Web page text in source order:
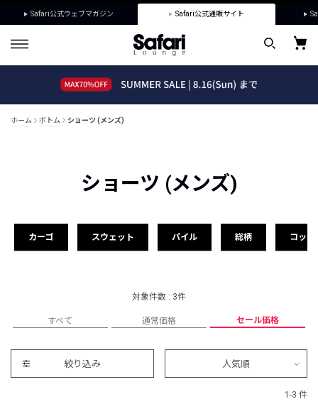
Safari公式ウェブマガジン Safari公式通販サイト
ホーム ボトム ショーツ (メンズ)
ショーツ (メンズ)
カーゴ スウェット パイル 総柄 コット
対象件数 : 3件
すべて 通常価格 セール価格
絞り込み 人気順
1-3 件